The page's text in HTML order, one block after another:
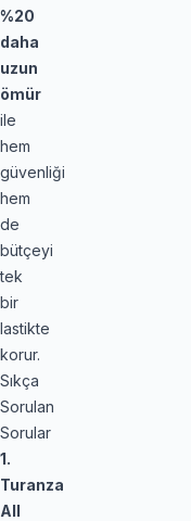
%20
daha
uzun
ömür
ile
hem
güvenliği
hem
de
bütçeyi
tek
bir
lastikte
korur.
Sıkça
Sorulan
Sorular
1.
Turanza
All